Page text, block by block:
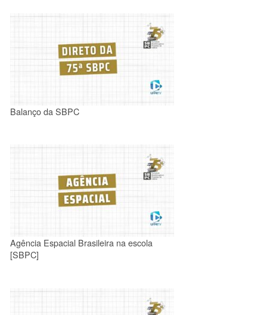
Balanço da SBPC
Agência Espacial Brasileira na escola
[SBPC]